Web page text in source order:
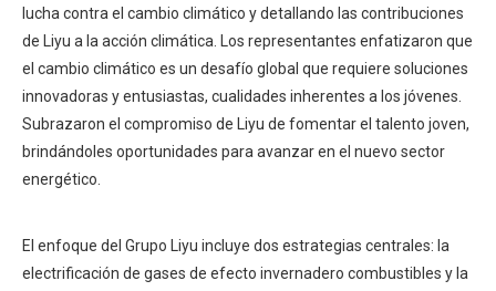
lucha contra el cambio climático y detallando las contribuciones
de Liyu a la acción climática. Los representantes enfatizaron que
el cambio climático es un desafío global que requiere soluciones
innovadoras y entusiastas, cualidades inherentes a los jóvenes.
Subrazaron el compromiso de Liyu de fomentar el talento joven,
brindándoles oportunidades para avanzar en el nuevo sector
energético.
El enfoque del Grupo Liyu incluye dos estrategias centrales: la
electrificación de gases de efecto invernadero combustibles y la